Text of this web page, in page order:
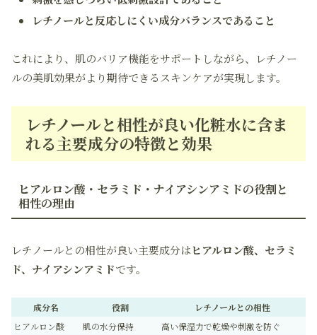
レチノールと反応しにくい成分バランスであること
これにより、肌のバリア機能をサポートしながら、レチノー
ルの美肌効果がより期待できるスキンケアが実現します。
レチノールと相性が良い化粧水に含ま
れる主要成分の特徴と効果
ヒアルロン酸・セラミド・ナイアシンアミドの役割と
相性の理由
レチノールとの相性が良い主要成分はヒアルロン酸、セラミ
ド、ナイアシンアミドです。
成分名 役割
レチノールとの相性
ヒアルロン酸
肌の水分保持 高い保湿力で乾燥や刺激を防ぐ